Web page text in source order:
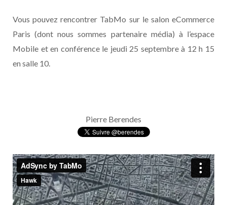
Vous pouvez rencontrer TabMo sur le salon eCommerce
Paris (dont nous sommes partenaire média) à l’espace
Mobile et en conférence le jeudi 25 septembre à 12 h 15
en salle 10.
Pierre Berendes